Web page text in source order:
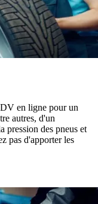
en ligne pour un
autres, d'un
pression des pneus et
pas d'apporter les